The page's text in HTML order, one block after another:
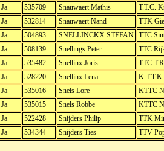
Ja
535709 Snauwaert Mathis
T.T.C.
Ja
532814 Snauwaert Nand
TTK
Ja
504893 SNELLINCKX STEFAN TTC
Ja
508139 Snellings Peter
TTC
Ja
535482 Snellinx Joris
TTC
Ja
528220 Snellinx Lena
Ja
535016 Snels Lore
KTTC
Ja
535015 Snels Robbe
KTTC
Ja
522428 Snijders Philip
TTK
Ja
534344 Snijders Ties TTV